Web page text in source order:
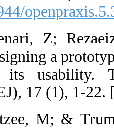
[DOI:10.5944/
11. 
(2022).
measuring its
12. 